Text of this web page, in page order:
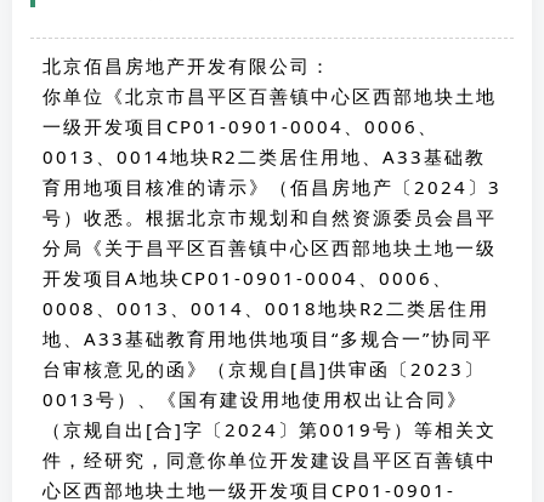
北京佰昌房地产开发有限公司：
你单位《北京市昌平区百善镇中心区西部地块土地
一级开发项目CP01-0901-0004、0006、
0013、0014地块R2二类居住用地、A33基础教
育用地项目核准的请示》（佰昌房地产〔2024〕3
号）收悉。根据北京市规划和自然资源委员会昌平
分局《关于昌平区百善镇中心区西部地块土地一级
开发项目A地块CP01-0901-0004、0006、
0008、0013、0014、0018地块R2二类居住用
地、A33基础教育用地供地项目“多规合一”协同平
台审核意见的函》（京规自[昌]供审函〔2023〕
0013号）、《国有建设用地使用权出让合同》
（京规自出[合]字〔2024〕第0019号）等相关文
件，经研究，同意你单位开发建设昌平区百善镇中
心区西部地块土地一级开发项目CP01-0901-